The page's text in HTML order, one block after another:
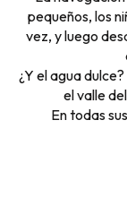
pequeños, los
vez, y luego
¿Y el agua
el valle
En todas
¡EL